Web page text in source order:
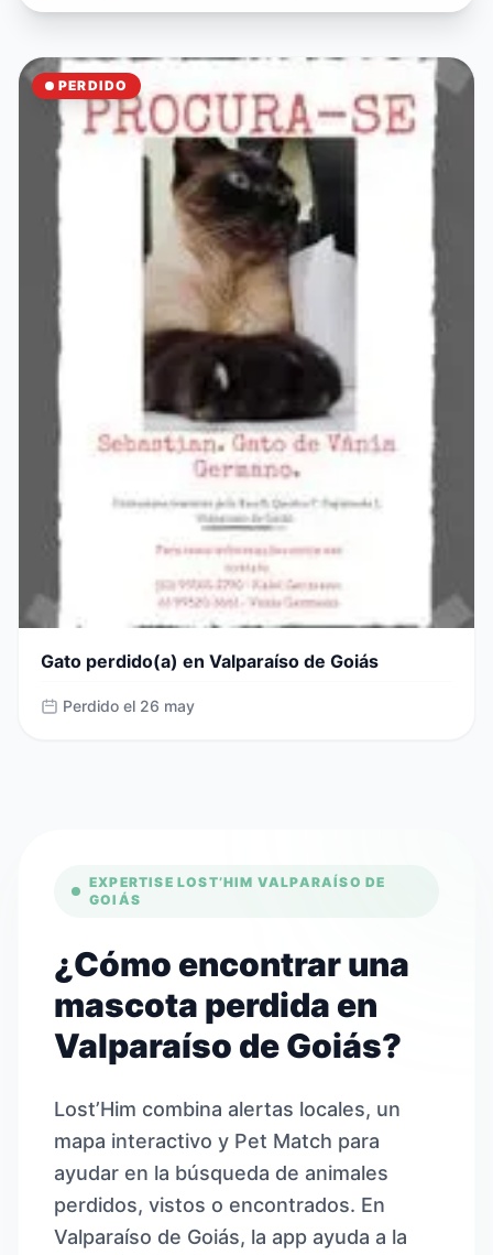
PERDIDO
Gato perdido(a) en Valparaíso de Goiás
Perdido el 26 may
EXPERTISE LOST’HIM VALPARAÍSO DE
GOIÁS
¿Cómo encontrar una
mascota perdida en
Valparaíso de Goiás?
Lost’Him combina alertas locales, un
mapa interactivo y Pet Match para
ayudar en la búsqueda de animales
perdidos, vistos o encontrados. En
Valparaíso de Goiás, la app ayuda a la